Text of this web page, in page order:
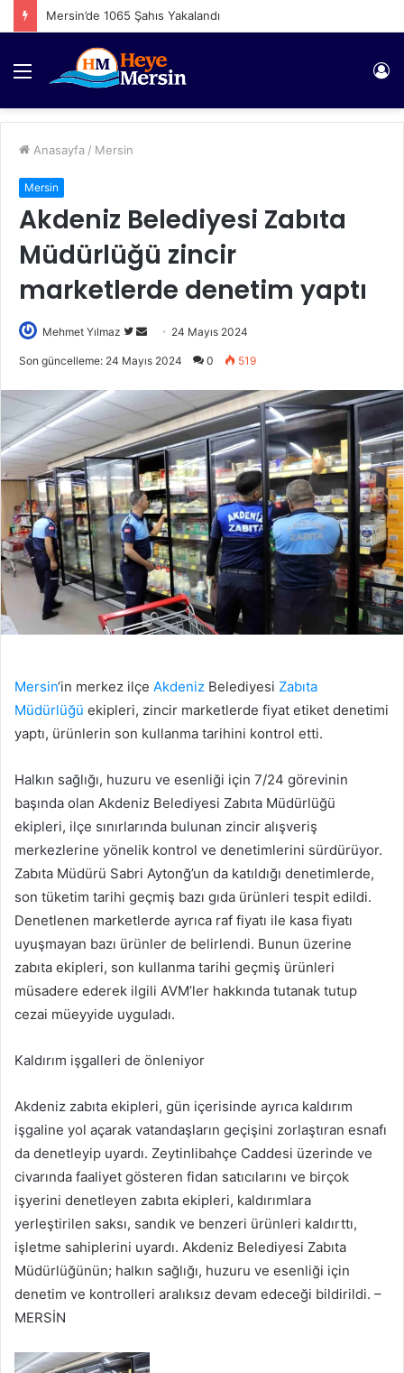
Mersin’de 1065 Şahıs Yakalandı
Menü
Anasayfa / Mersin
Mersin
Akdeniz Belediyesi Zabıta
Müdürlüğü zincir
marketlerde denetim yaptı
Mehmet Yılmaz
Twitter'da
Bir
göndermek
24 Mayıs 2024
Son güncelleme: 24 Mayıs 2024 0 519
Mersin‘in merkez ilçe Akdeniz Belediyesi Zabıta
Müdürlüğü ekipleri, zincir marketlerde fiyat etiket denetimi
yaptı, ürünlerin son kullanma tarihini kontrol etti.
Halkın sağlığı, huzuru ve esenliği için 7/24 görevinin
başında olan Akdeniz Belediyesi Zabıta Müdürlüğü
ekipleri, ilçe sınırlarında bulunan zincir alışveriş
merkezlerine yönelik kontrol ve denetimlerini sürdürüyor.
Zabıta Müdürü Sabri Aytonğ’un da katıldığı denetimlerde,
son tüketim tarihi geçmiş bazı gıda ürünleri tespit edildi.
Denetlenen marketlerde ayrıca raf fiyatı ile kasa fiyatı
uyuşmayan bazı ürünler de belirlendi. Bunun üzerine
zabıta ekipleri, son kullanma tarihi geçmiş ürünleri
müsadere ederek ilgili AVM’ler hakkında tutanak tutup
cezai müeyyide uyguladı.
Kaldırım işgalleri de önleniyor
Akdeniz zabıta ekipleri, gün içerisinde ayrıca kaldırım
işgaline yol açarak vatandaşların geçişini zorlaştıran esnafı
da denetleyip uyardı. Zeytinlibahçe Caddesi üzerinde ve
civarında faaliyet gösteren fidan satıcılarını ve birçok
işyerini denetleyen zabıta ekipleri, kaldırımlara
yerleştirilen saksı, sandık ve benzeri ürünleri kaldırttı,
işletme sahiplerini uyardı. Akdeniz Belediyesi Zabıta
Müdürlüğünün; halkın sağlığı, huzuru ve esenliği için
denetim ve kontrolleri aralıksız devam edeceği bildirildi. –
MERSİN